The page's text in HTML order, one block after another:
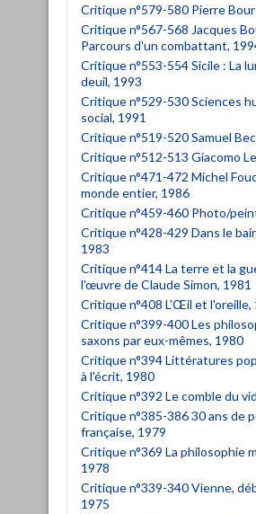
Critique n°579-580 Pierre
Critique n°567-568 Jacques
Parcours d'un combattant,
Critique n°553-554 Sicile : La
deuil, 1993
Critique n°529-530 Sciences
social, 1991
Critique n°519-520 Samuel
Critique n°512-513 Giacomo
Critique n°471-472 Michel
monde entier, 1986
Critique n°459-460 Photo/
Critique n°428-429 Dans le
1983
Critique n°414 La terre et la
l'œuvre de Claude Simon, 1981
Critique n°408 L'Œil et l'oreille,
Critique n°399-400 Les
saxons par eux-mêmes, 1980
Critique n°394 Littératures
à l'écrit, 1980
Critique n°392 Le comble du
Critique n°385-386 30 ans de
française, 1979
Critique n°369 La philosophie
1978
Critique n°339-340 Vienne,
1975